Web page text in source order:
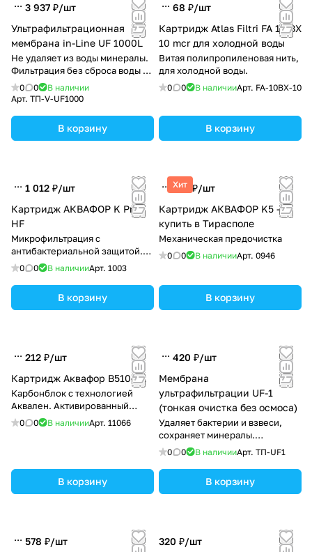
3 937 ₽/шт
Ультрафильтрационная
мембрана in-Line UF 1000L
Не удаляет из воды минералы.
Фильтрация без сброса воды в
канализацию
0 0
В наличии
Арт. ТП-V-UF1000
В корзину
68 ₽/шт
Картридж Atlas Filtri FA 10 BX
10 mcr для холодной воды
Витая полипропиленовая нить,
для холодной воды.
0 0 В наличииАрт. FA-10BX-10
В корзину
1 012 ₽/шт
Картридж АКВАФОР K Pro
HF
Микрофильтрация с
антибактериальной защитой.
0,1 мкм
0 0 В наличииАрт. 1003
В корзину
Хит
219 ₽/шт
Картридж АКВАФОР K5 —
купить в Тирасполе
Механическая предочистка
0 0 В наличииАрт. 0946
В корзину
212 ₽/шт
Картридж Аквафор В510-02
Карбонблок с технологией
Аквален. Активированный
уголь (скорлупа кокоса)
0 0 В наличииАрт. 11066
В корзину
420 ₽/шт
Мембрана
ультрафильтрации UF-1
(тонкая очистка без осмоса)
Удаляет бактерии и взвеси,
сохраняет минералы.
Ультрафильтрация высокой
0 0 В наличииАрт. ТП-UF1
В корзину
578 ₽/шт 320 ₽/шт